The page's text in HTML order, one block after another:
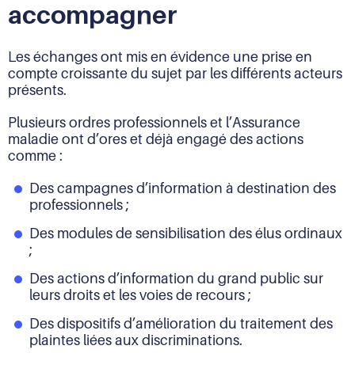
accompagner
Les échanges ont mis en évidence une prise en
compte croissante du sujet par les différents acteurs
présents.
Plusieurs ordres professionnels et l’Assurance
maladie ont d’ores et déjà engagé des actions
comme :
Des campagnes d’information à destination des
professionnels ;
Des modules de sensibilisation des élus ordinaux
;
Des actions d’information du grand public sur
leurs droits et les voies de recours ;
Des dispositifs d’amélioration du traitement des
plaintes liées aux discriminations.